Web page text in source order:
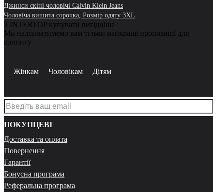
Джинси скіні чоловічі Calvin Klein Jeans
Чоловіча вишита сорочка, Розмір одягу 3XL
З INTERTOP купувати вигідніше
Ми надсилатимемо вам тільки найкращі пропозиції для
шопінгу
Жінкам Чоловікам Дітям
ПОКУПЦЕВІ
Доставка та оплата
Повернення
Гарантії
Бонусна програма
Реферальна програма